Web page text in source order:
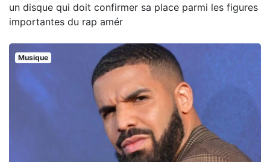
un disque qui doit confirmer sa place parmi les figures
importantes du rap amér
Musique